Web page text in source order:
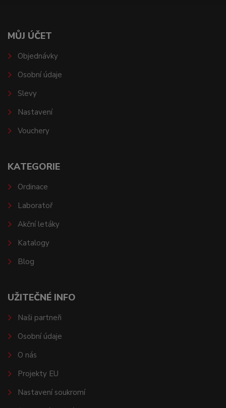
MŮJ ÚČET
Objednávky
Osobní údaje
Slevy
Nastavení
Vouchery
KATEGORIE
Ordinace
Laboratoř
Akční letáky
Katalogy
Blog
UŽITEČNÉ INFO
Naši partneři
Osobní údaje
O nás
Projekty EU
Nastavení soukromí